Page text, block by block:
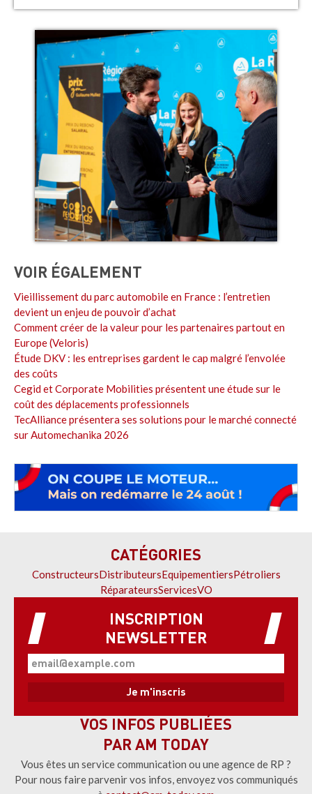
VOIR ÉGALEMENT
Vieillissement du parc automobile en France : l’entretien
devient un enjeu de pouvoir d’achat
Comment créer de la valeur pour les partenaires partout en
Europe (Veloris)
Étude DKV : les entreprises gardent le cap malgré l’envolée
des coûts
Cegid et Corporate Mobilities présentent une étude sur le
coût des déplacements professionnels
TecAlliance présentera ses solutions pour le marché connecté
sur Automechanika 2026
CATÉGORIES
ConstructeursDistributeursEquipementiersPétroliers
RéparateursServicesVO
INSCRIPTION
NEWSLETTER
VOS INFOS PUBLIÉES
PAR AM TODAY
Vous êtes un service communication ou une agence de RP ?
Pour nous faire parvenir vos infos, envoyez vos communiqués